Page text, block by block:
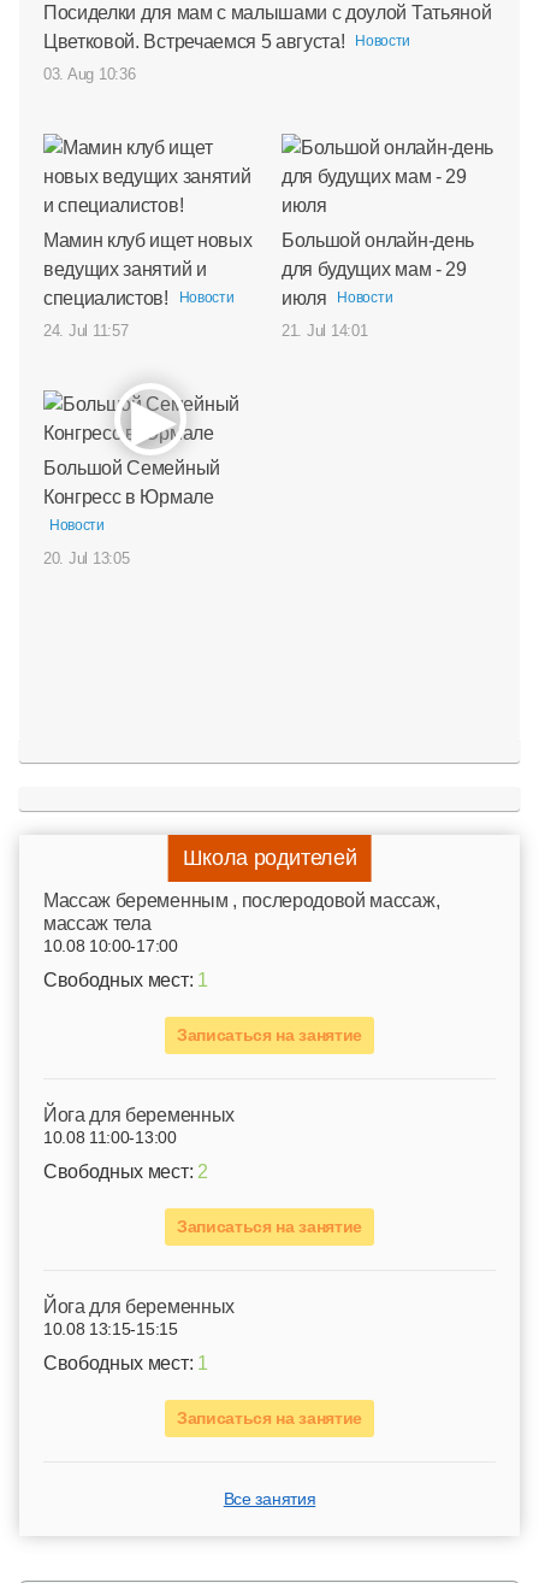
Посиделки для мам с малышами с доулой Татьяной
Цветковой. Встречаемся 5 августа!
Новости
03. Aug 10:36
Мамин клуб ищет новых
ведущих занятий и
специалистов!
Новости
24. Jul 11:57
Большой онлайн-день
для будущих мам - 29
июля
Новости
21. Jul 14:01
Большой Семейный
Конгресс в Юрмале
Новости
20. Jul 13:05
Школа родителей
Mассаж беременным , послеродовой массаж,
массаж тела
10.08 10:00-17:00
Свободных мест: 1
Записаться на занятие
Йога для беременных
10.08 11:00-13:00
Свободных мест: 2
Записаться на занятие
Йога для беременных
10.08 13:15-15:15
Свободных мест: 1
Записаться на занятие
Все занятия